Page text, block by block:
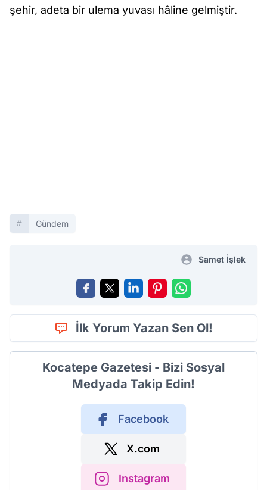
şehir, adeta bir ulema yuvası hâline gelmiştir.
Gündem
Samet İşlek
İlk Yorum Yazan Sen Ol!
Kocatepe Gazetesi - Bizi Sosyal
Medyada Takip Edin!
Facebook
X.com
Instagram